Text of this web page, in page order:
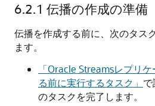
6.2.1 伝播の作成の準備
伝播を作成する前に、次のタス
ます。
「Oracle Streamsレプリ
る前に実行するタスク」
のタスクを完了します。